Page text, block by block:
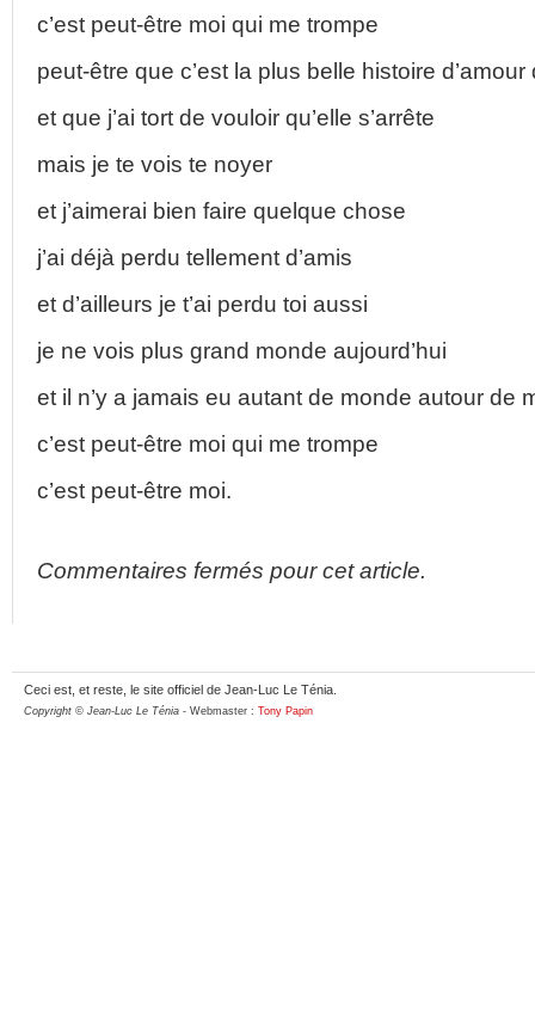
c’est peut-être moi qui me trompe
peut-être que c’est la plus belle histoire
et que j’ai tort de vouloir qu’elle s’arrête
mais je te vois te noyer
et j’aimerai bien faire quelque chose
j’ai déjà perdu tellement d’amis
et d’ailleurs je t’ai perdu toi aussi
je ne vois plus grand monde aujourd’hui
et il n’y a jamais eu autant de monde autour de
c’est peut-être moi qui me trompe
c’est peut-être moi.
Commentaires fermés pour cet article.
Ceci est, et reste, le site officiel de Jean-Luc Le Ténia.
Copyright © Jean-Luc Le Ténia - Webmaster : Tony Papin